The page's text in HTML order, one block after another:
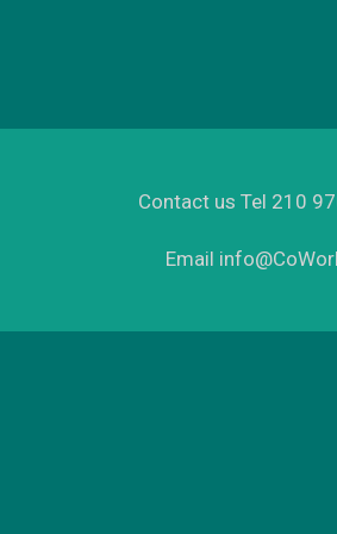
Contact us Tel 210
Email